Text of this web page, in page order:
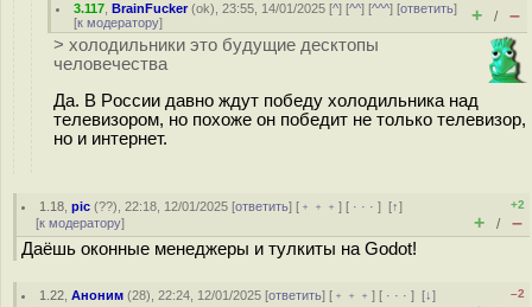
3.117 ,BrainFucker(ok), 23:55, 14/01/2025 [^] [^^] [^^^] [ответить]
[к модератору] + / –
> холодильники это будущие десктопы
человечества
Да. В Poccии давно ждут победу холодильника над
телевизором, но похоже он победит не только телевизор,
но и интернет.
1.18 ,pic (??), 22:18, 12/01/2025 [ответить] [ ﹢﹢﹢] [ · · ·][↑]
[к модератору]
+2
+ / –
Даёшь оконные менеджеры и тулкиты на Godot!
1.22 ,Аноним (28), 22:24, 12/01/2025 [ответить] [ ﹢﹢﹢] [ · · ·][↓]
–2